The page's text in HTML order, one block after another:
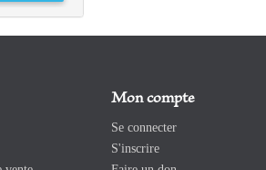
Mon compte
Se connecter
S'inscrire